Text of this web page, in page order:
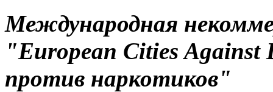
Международная
"European Cities Against
против наркотиков"